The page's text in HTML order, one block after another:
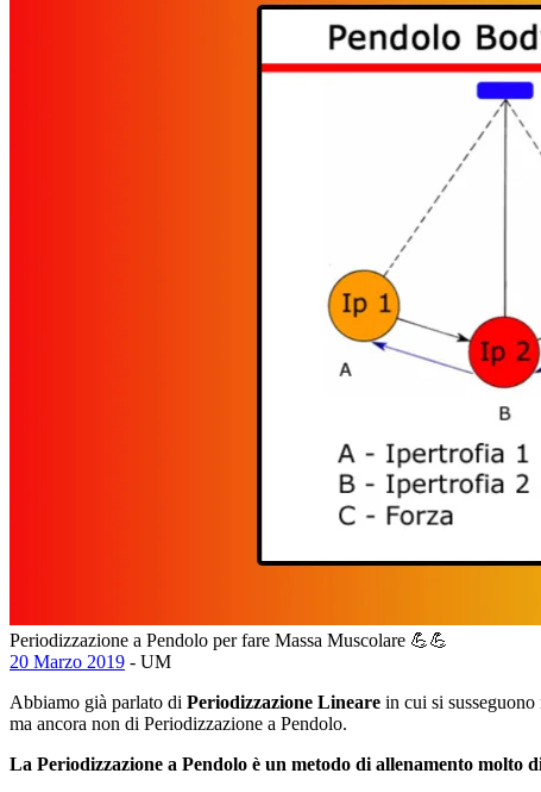
Periodizzazione a Pendolo per fare Massa Muscolare 💪💪
20 Marzo 2019 - UM
Abbiamo già parlato di Periodizzazione Lineare in cui si
ma ancora non di Periodizzazione a Pendolo.
La Periodizzazione a Pendolo è un metodo di allenamento molto